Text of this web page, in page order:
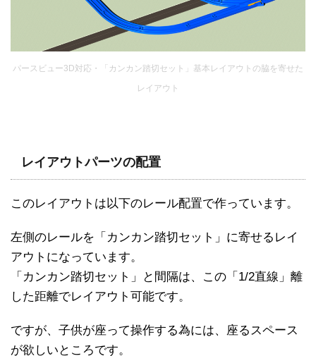
パースビュー3D対応・「カンカン踏切セット」基本レイアウトの脇を寄せた
レイアウト
レイアウトパーツの配置
このレイアウトは以下のレール配置で作っています。
左側のレールを「カンカン踏切セット」に寄せるレイ
アウトになっています。
「カンカン踏切セット」と間隔は、この「1/2直線」離
した距離でレイアウト可能です。
ですが、子供が座って操作する為には、座るスペース
が欲しいところです。